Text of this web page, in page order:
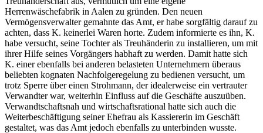
Herrenwäschefabrik in Aalen zu gründen. Den neuen
Vermögensverwalter gemahnte das Amt, er habe sorgfältig darauf zu
achten, dass K. keinerlei Waren horte. Zudem informierte es ihn, K.
habe versucht, seine Tochter als Treuhänderin zu installieren, um mit
ihrer Hilfe seines Vorgängers habhaft zu werden. Damit hatte sich
K. einer ebenfalls bei anderen belasteten Unternehmern überaus
beliebten kognaten Nachfolgeregelung zu bedienen versucht, um
trotz Sperre über einen Strohmann, der idealerweise ein vertrauter
Verwandter war, weiterhin Einfluss auf die Geschäfte auszuüben.
Verwandtschaftsnah und wirtschaftsrational hatte sich auch die
Weiterbeschäftigung seiner Ehefrau als Kassiererin im Geschäft
gestaltet, was das Amt jedoch ebenfalls zu unterbinden wusste.